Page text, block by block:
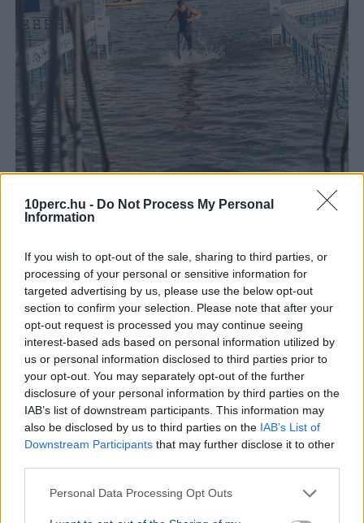
10perc.hu - Do Not Process My Personal
Information
If you wish to opt-out of the sale, sharing to third parties, or
processing of your personal or sensitive information for
targeted advertising by us, please use the below opt-out
section to confirm your selection. Please note that after your
opt-out request is processed you may continue seeing
interest-based ads based on personal information utilized by
us or personal information disclosed to third parties prior to
your opt-out. You may separately opt-out of the further
disclosure of your personal information by third parties on the
IAB’s list of downstream participants. This information may
also be disclosed by us to third parties on the IAB’s List of
Downstream Participants that may further disclose it to other
Personal Data Processing Opt Outs
Balaton
Nagy Nándor nyerte a kétszer elhalasztott 44. Lidl
Balaton-átúszást, amelyre közel 11 ezer nevezés
érkezett 60 országból.
Bővebben...
SPORT 2026. augusztus 1.
40 fokban csap össze vasárnap az Újpest és a
Debrecen - Nem enged az MLSZ